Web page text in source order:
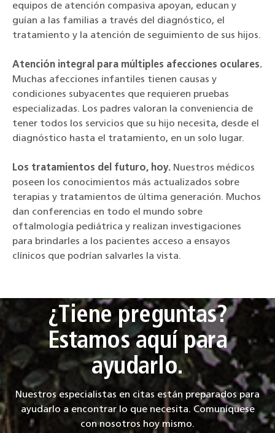
equipos de atención compasiva apoyan, educan y
guían a las familias a través del diagnóstico, el
tratamiento y la atención de seguimiento de sus hijos.
Atención integral para múltiples afecciones oculares.
Muchas afecciones infantiles tienen causas y
condiciones subyacentes que requieren pruebas
especializadas. Los padres valoran la conveniencia de
tener todos los servicios que su hijo necesita, desde el
diagnóstico hasta el tratamiento, en un solo lugar.
Los tratamientos del futuro, hoy. Nuestros médicos
poseen los conocimientos más actualizados sobre
terapias y tratamientos de última generación. Muchos
dan conferencias en todo el mundo sobre
oftalmología pediátrica y realizan investigaciones
para brindarles a los pacientes acceso a ensayos
clínicos que podrían salvarles la vista.
¿Tiene preguntas?
Estamos aquí para
ayudarlo.
Nuestros especialistas en citas están preparados para
ayudarlo a encontrar lo que necesita. Comuníquese
con nosotros hoy mismo.